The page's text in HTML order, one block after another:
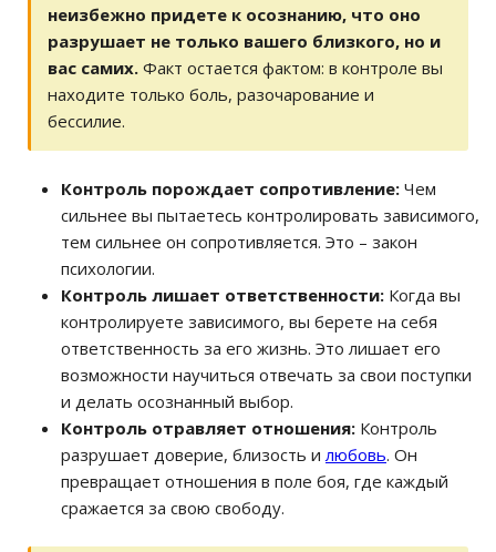
неизбежно придете к осознанию, что оно
разрушает не только вашего близкого, но и
вас самих. Факт остается фактом: в контроле вы
находите только боль, разочарование и
бессилие.
Контроль порождает сопротивление: Чем
сильнее вы пытаетесь контролировать зависимого,
тем сильнее он сопротивляется. Это – закон
психологии.
Контроль лишает ответственности: Когда вы
контролируете зависимого, вы берете на себя
ответственность за его жизнь. Это лишает его
возможности научиться отвечать за свои поступки
и делать осознанный выбор.
Контроль отравляет отношения: Контроль
разрушает доверие, близость илюбовь. Он
превращает отношения в поле боя, где каждый
сражается за свою свободу.